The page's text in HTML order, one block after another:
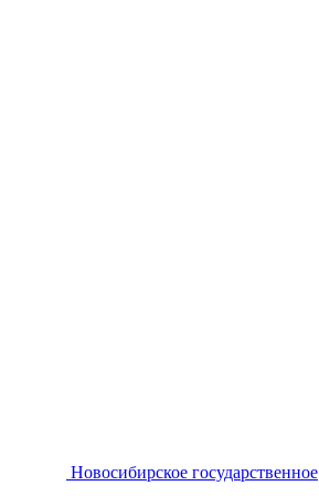
Новосибирское государственное